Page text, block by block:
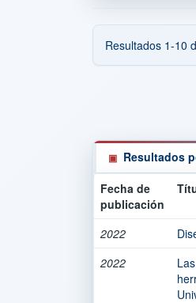
Resultados 1-10
Resultados
Fecha de
publicación
2022
2022